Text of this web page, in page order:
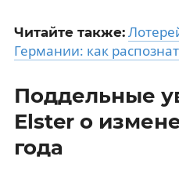
Читайте также:
Германии: как
Поддельные
Elster о
года